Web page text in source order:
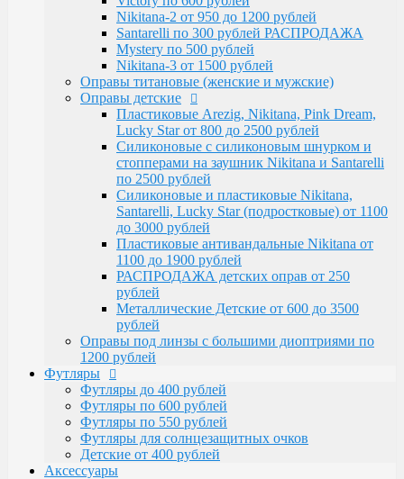
Santarelli, Lucky Star (подростковые) от 1100
до 3000 рублей
Пластиковые антивандальные Nikitana от
1100 до 1900 рублей
РАСПРОДАЖА детских оправ от 250 рублей
Металлические Детские от 600 до 3500
рублей
Оправы под линзы с большими диоптриями по
1200 рублей
Футляры до 400 рублей
Футляры по 600 рублей
Футляры по 550 рублей
Футляры для солнцезащитных очков
Детские от 400 рублей
Распродажа
Nikitana-2 от 950 до 1200 рублей
Santarelli по 300 рублей РАСПРОДАЖА
Mystery по 500 рублей
Nikitana-3 от 1500 рублей
Оправы титановые (женские и мужские)
Оправы детские
Пластиковые Arezig, Nikitana, Pink Dream,
Lucky Star от 800 до 2500 рублей
Силиконовые с силиконовым шнурком и
стопперами на заушник Nikitana и Santarelli
по 2500 рублей
Силиконовые и пластиковые Nikitana,
Santarelli, Lucky Star (подростковые) от 1100
до 3000 рублей
Пластиковые антивандальные Nikitana от
1100 до 1900 рублей
РАСПРОДАЖА детских оправ от 250
рублей
Металлические Детские от 600 до 3500
рублей
Оправы под линзы с большими диоптриями по
1200 рублей
Футляры
Футляры до 400 рублей
Футляры по 600 рублей
Футляры по 550 рублей
Футляры для солнцезащитных очков
Детские от 400 рублей
Аксессуары